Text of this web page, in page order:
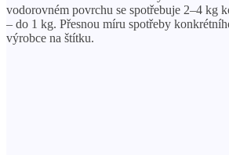
vodorovném povrchu se spotřebuje 2–4 kg
– do 1 kg. Přesnou míru spotřeby
výrobce na štítku.